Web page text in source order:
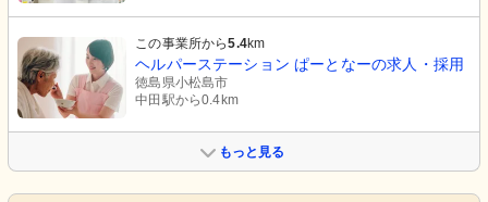
この事業所から5.4km
ヘルパーステーション ぱーとなーの求人・採用
徳島県小松島市
中田駅から0.4km
もっと見る